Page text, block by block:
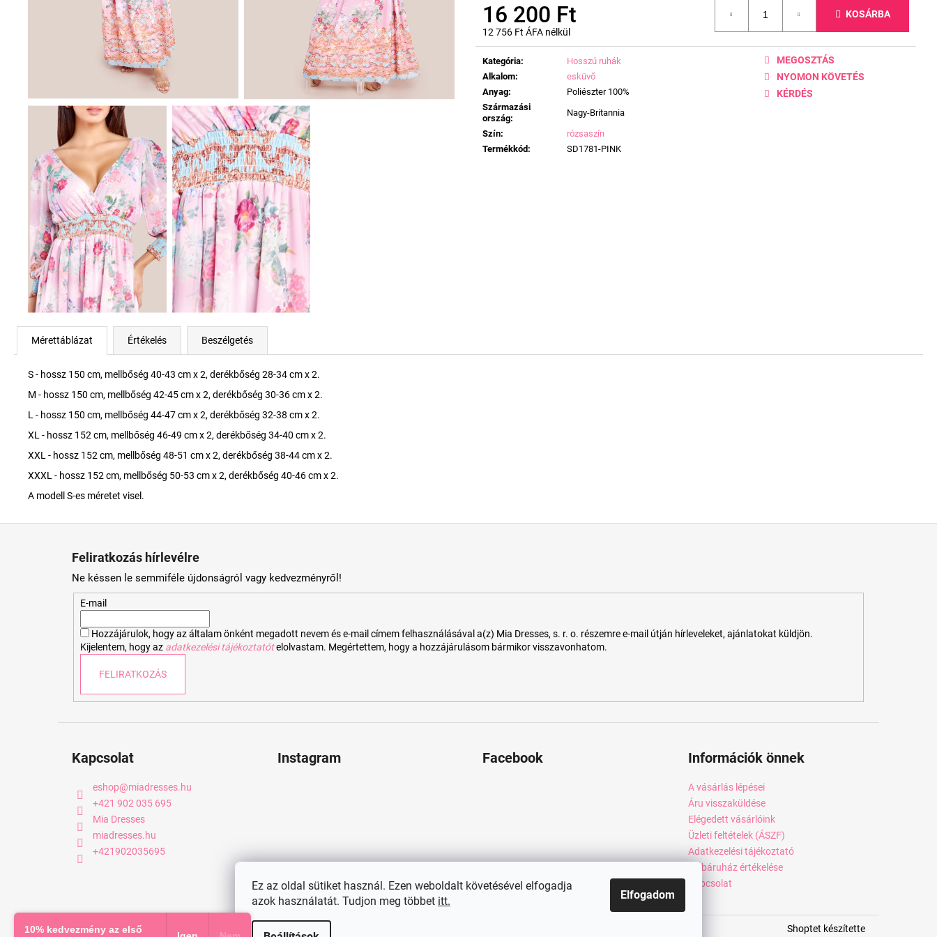
Ez az oldal sütiket használ. Ezen weboldalt követésével elfogadja
azok használatát. Tudjon meg többet itt. Elfogadom
16 200 Ft
12 756 Ft ÁFA nélkül
Egységár:
KOSÁRBA
Kategória:
Hosszú ruhák
Alkalom:
esküvő
Anyag:
Poliészter 100%
Származási
ország:
Nagy-Britannia
Szín:
rózsaszín
Termékkód: SD1781-PINK
KÉRDÉS
NYOMON KÖVETÉS
MEGOSZTÁS
Mérettáblázat Értékelés Beszélgetés
S - hossz 150 cm, mellbőség 40-43 cm x 2, derékbőség 28-34 cm x 2.
M - hossz 150 cm, mellbőség 42-45 cm x 2, derékbőség 30-36 cm x 2.
L - hossz 150 cm, mellbőség 44-47 cm x 2, derékbőség 32-38 cm x 2.
XL - hossz 152 cm, mellbőség 46-49 cm x 2, derékbőség 34-40 cm x 2.
XXL - hossz 152 cm, mellbőség 48-51 cm x 2, derékbőség 38-44 cm x 2.
XXXL - hossz 152 cm, mellbőség 50-53 cm x 2, derékbőség 40-46 cm x 2.
A modell S-es méretet visel.
Feliratkozás hírlevélre
Ne késsen le semmiféle újdonságról vagy kedvezményről!
E-mail
Hozzájárulok, hogy az általam önként megadott nevem és e-mail címem felhasználásával a(z) Mia Dresses, s. r. o. részemre e-mail útján hírleveleket, ajánlatokat küldjön.
Kijelentem, hogy az adatkezelési tájékoztatót elolvastam. Megértettem, hogy a hozzájárulásom bármikor visszavonhatom.
FELIRATKOZÁS
Kapcsolat
eshop@miadresses.hu
+421 902 035 695
Mia Dresses
miadresses.hu
+421902035695
Instagram Facebook Információk önnek
A vásárlás lépései
Áru visszaküldése
Elégedett vásárlóink
Üzleti feltételek (ÁSZF)
Adatkezelési tájékoztató
Webáruház értékelése
Kapcsolat
Shoptet készítette
Copyright 2026miadresses.hu
10% kedvezmény az első